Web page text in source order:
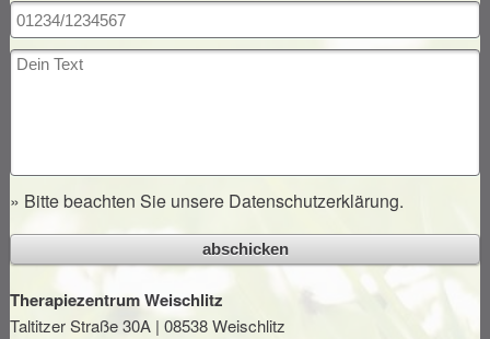
Öffnungszeiten
Kontakt
» Bitte beachten Sie unsere Datenschutzerklärung.
abschicken
Therapiezentrum Weischlitz
Taltitzer Straße 30A | 08538 Weischlitz